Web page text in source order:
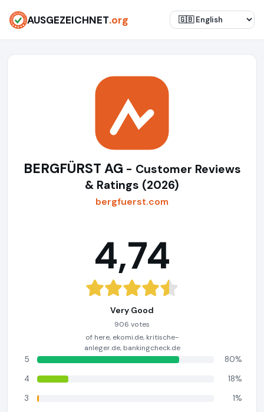
AUSGEZEICHNET.org
BERGFÜRST AG - Customer Reviews
& Ratings (2026)
bergfuerst.com
4,74
Very Good
906 votes
of here, ekomi.de, kritische-
anleger.de, bankingcheck.de
5
80%
4
18%
3
1%